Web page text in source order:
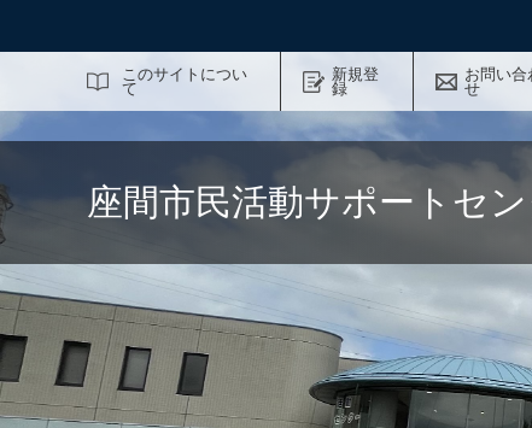
このサイトについ
て
新規登
録
お問い合
せ
座間市民活動サポートセ